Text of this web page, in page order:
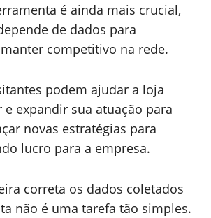
é ainda mais crucial,
de dados para
competitivo na rede.
podem ajudar a loja
expandir sua atuação para
novas estratégias para
lucro para a empresa.
correta os dados coletados
não é uma tarefa tão simples.